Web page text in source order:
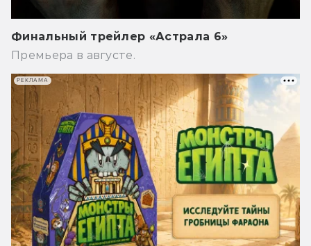
Финальный трейлер «Астрала 6»
Премьера в августе.
РЕКЛАМА